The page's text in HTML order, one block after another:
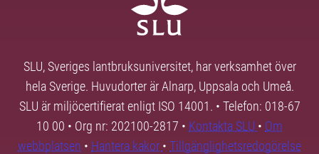
SLU, Sveriges lantbruksuniversitet, har verksamhet över
hela Sverige. Huvudorter är Alnarp, Uppsala och Umeå.
SLU är miljöcertifierat enligt ISO 14001. • Telefon: 018-67
10 00 • Org nr: 202100-2817 • Kontakta SLU • Om
webbplatsen • Hantera kakor • Tillgänglighetsredogörelse